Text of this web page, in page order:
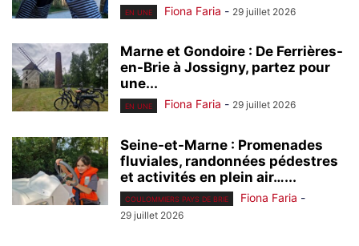
EN UNE Fiona Faria - 29 juillet 2026
Marne et Gondoire : De Ferrières-
en-Brie à Jossigny, partez pour
une...
EN UNE Fiona Faria - 29 juillet 2026
Seine-et-Marne : Promenades
fluviales, randonnées pédestres
et activités en plein air…...
COULOMMIERS PAYS DE BRIE Fiona Faria -
29 juillet 2026